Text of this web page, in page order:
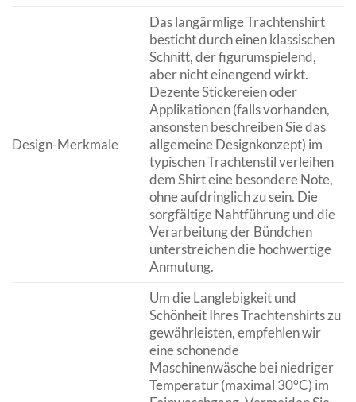
Design-Merkmale
Das langärmlige Trachtenshirt
besticht durch einen klassischen
Schnitt, der figurumspielend,
aber nicht einengend wirkt.
Dezente Stickereien oder
Applikationen (falls vorhanden,
ansonsten beschreiben Sie das
allgemeine Designkonzept) im
typischen Trachtenstil verleihen
dem Shirt eine besondere Note,
ohne aufdringlich zu sein. Die
sorgfältige Nahtführung und die
Verarbeitung der Bündchen
unterstreichen die hochwertige
Anmutung.
Um die Langlebigkeit und
Schönheit Ihres Trachtenshirts zu
gewährleisten, empfehlen wir
eine schonende
Maschinenwäsche bei niedriger
Temperatur (maximal 30°C) im